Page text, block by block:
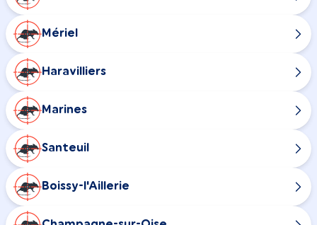
Mériel
Haravilliers
Marines
Santeuil
Boissy-l'Aillerie